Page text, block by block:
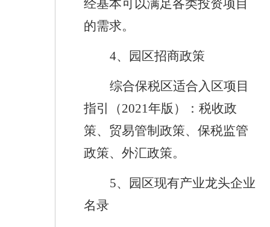
经基本可以满足各类投资项目
的需求。
4、 园区招商政策
综合保税区适合入区项目
指引（2021年版）：税收政
策、贸易管制政策、保税监管
政策、外汇政策。
5、
园区现有产业龙头企业
名录